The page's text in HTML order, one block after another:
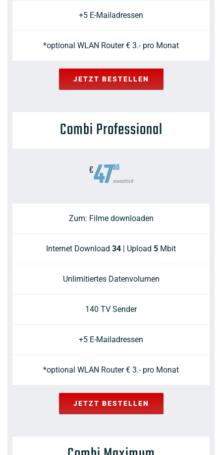
+5 E-Mailadressen
*optional WLAN Router € 3.- pro Monat
JETZT BESTELLEN
Combi Professional
€4790
monatlich
Zum: Filme downloaden
Internet Download 34 | Upload 5 Mbit
Unlimitiertes Datenvolumen
140 TV Sender
+5 E-Mailadressen
*optional WLAN Router € 3.- pro Monat
JETZT BESTELLEN